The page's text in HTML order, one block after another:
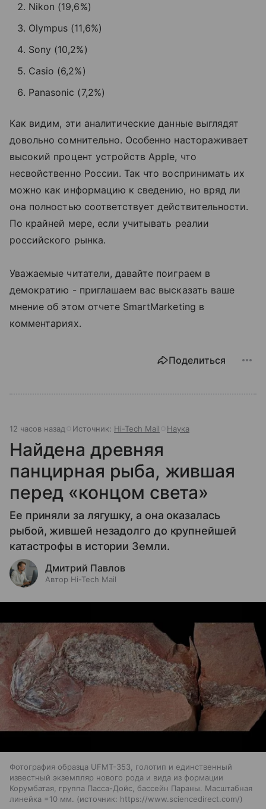
Nikon (19,6%)
Olympus (11,6%)
Sony (10,2%)
Casio (6,2%)
Panasonic (7,2%)
Как видим, эти аналитические данные выглядят
довольно сомнительно. Особенно настораживает
высокий процент устройств Apple, что
несвойственно России. Так что воспринимать их
можно как информацию к сведению, но вряд ли
она полностью соответствует действительности.
По крайней мере, если учитывать реалии
российского рынка.
Уважаемые читатели, давайте поиграем в
демократию - приглашаем вас высказать ваше
мнение об этом отчете SmartMarketing в
комментариях.
Поделиться
12 часов назад Источник: Hi-Tech Mail Наука
Найдена древняя
панцирная рыба, жившая
перед «концом света»
Ее приняли за лягушку, а она оказалась
рыбой, жившей незадолго до крупнейшей
катастрофы в истории Земли.
Дмитрий Павлов
Автор Hi-Tech Mail
Фотография образца UFMT-353, голотип и единственный
известный экземпляр нового рода и вида из формации
Корумбатая, группа Пасса-Дойс, бассейн Параны. Масштабная
линейка =10 мм.
источник: https://www.sciencedirect.com/